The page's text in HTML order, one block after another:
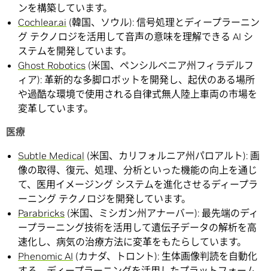
ンを構築しています。
Cochlear.ai (韓国、ソウル): 信号処理とディープラーニン
グ テクノロジを活用して音声の意味を理解できる AI シ
ステムを開発しています。
Ghost Robotics (米国、ペンシルベニア州フィラデルフ
ィア): 革新的な多脚ロボットを開発し、起伏のある場所
や過酷な環境で使用される自律式無人陸上車両の市場を
変革しています。
医療
Subtle Medical (米国、カリフォルニア州パロアルト): 画
像の取得、復元、処理、分析といった機能の向上を通じ
て、医用イメージング システムを進化させるディープラ
ーニング テクノロジを開発しています。
Parabricks (米国、ミシガン州アナーバー): 最先端のディ
ープラーニング技術を活用して遺伝子データの解析を高
速化し、病気の治療方法に変革をもたらしています。
Phenomic AI (カナダ、トロント): 生体画像判読を自動化